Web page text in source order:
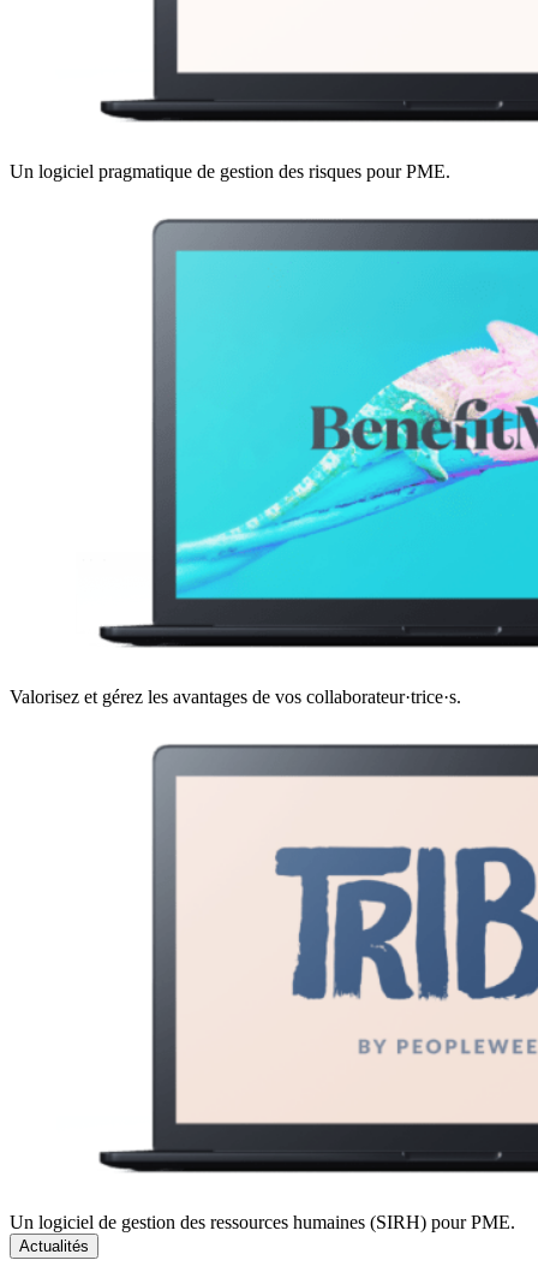
Un logiciel pragmatique de gestion des risques pour PME.
Valorisez et gérez les avantages de vos collaborateur·trice·s.
Un logiciel de gestion des ressources humaines (SIRH) pour PME.
Actualités